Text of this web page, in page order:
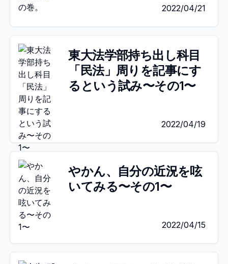
2022/04/21
東大法学部持ち出し科目
「民法」周りを記事にす
るという試み〜その1〜
2022/04/19
やかん、自分の近況を呟
いてみる〜その1〜
2022/04/15